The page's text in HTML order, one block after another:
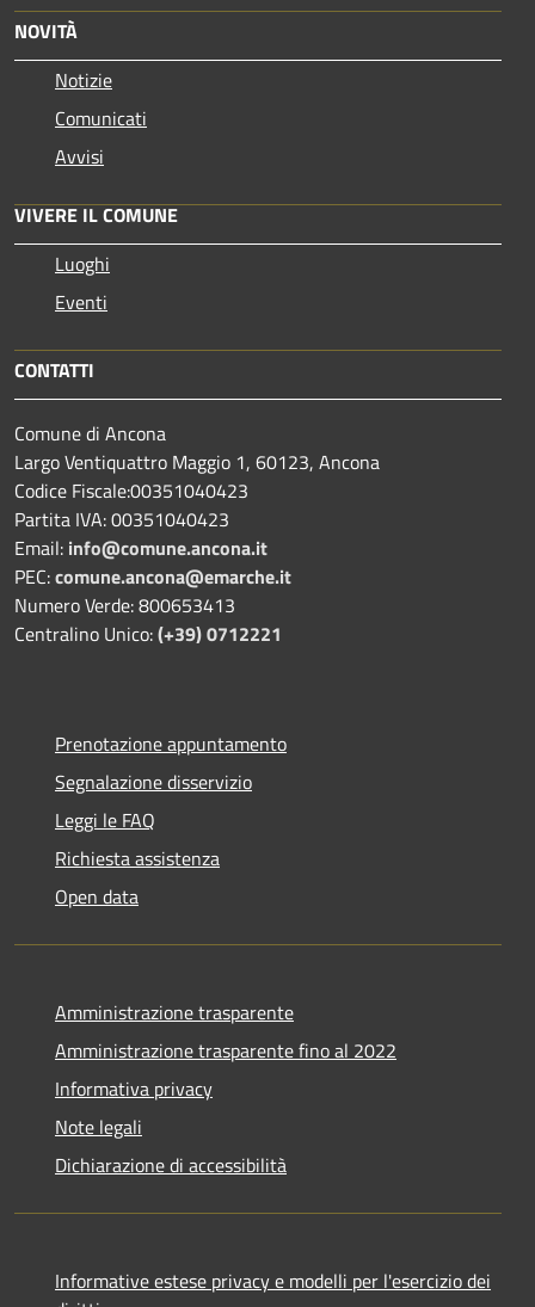
NOVITÀ
Notizie
Comunicati
Avvisi
VIVERE IL COMUNE
Luoghi
Eventi
CONTATTI
Comune di Ancona
Largo Ventiquattro Maggio 1, 60123, Ancona
Codice Fiscale:00351040423
Partita IVA: 00351040423
Email: info@comune.ancona.it
PEC:comune.ancona@emarche.it
Numero Verde: 800653413
Centralino Unico:(+39) 0712221
Prenotazione appuntamento
Segnalazione disservizio
Leggi le FAQ
Richiesta assistenza
Open data
Amministrazione trasparente
Amministrazione trasparente fino al 2022
Informativa privacy
Note legali
Dichiarazione di accessibilità
Informative estese privacy e modelli per l'esercizio dei